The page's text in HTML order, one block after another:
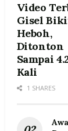
Video
Gisel
Heboh,
Ditonton
Sampai
Kali
1 SHARES